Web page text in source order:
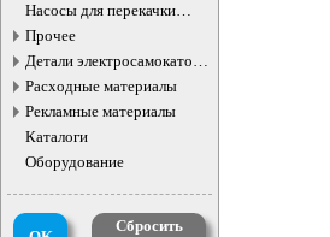
Насосы для перекачки
жидкостей
Прочее
Детали электросамокатов и
электротранспорта
Расходные материалы
Рекламные материалы
Каталоги
Оборудование
Сбросить